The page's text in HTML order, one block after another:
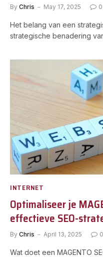
By Chris May 17, 2025 0
Het belang van een
strategische benadering
INTERNET
Optimaliseer je
effectieve SEO-
By Chris April 13, 2025 0
Wat doet een MAGENTO